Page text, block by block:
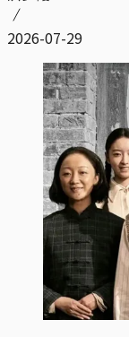
2026-07-29